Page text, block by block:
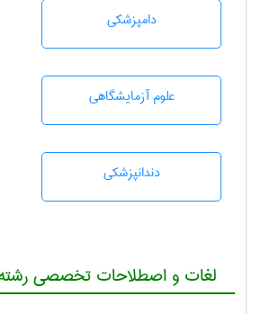
دامپزشكی
علوم آزمايشگاهی
دندانپزشكی
لغات و اصطلاحات تخصصی